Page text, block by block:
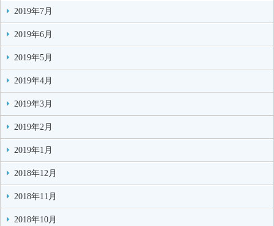
2019年7月
2019年6月
2019年5月
2019年4月
2019年3月
2019年2月
2019年1月
2018年12月
2018年11月
2018年10月